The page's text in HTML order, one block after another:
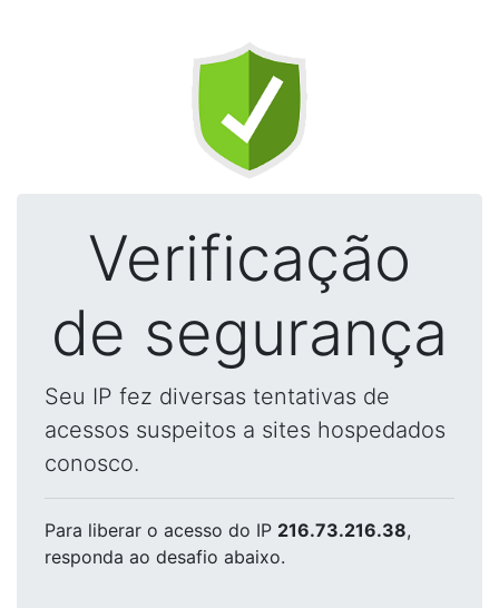
Verificação
de segurança
Seu IP fez diversas tentativas de
acessos suspeitos a sites hospedados
conosco.
Para liberar o acesso do IP 216.73.216.38,
responda ao desafio abaixo.